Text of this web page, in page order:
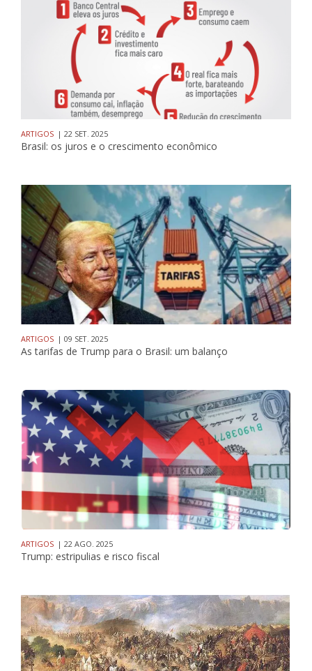
ARTIGOS | 22 SET. 2025
Brasil: os juros e o crescimento econômico
ARTIGOS | 09 SET. 2025
As tarifas de Trump para o Brasil: um balanço
ARTIGOS | 22 AGO. 2025
Trump: estripulias e risco fiscal